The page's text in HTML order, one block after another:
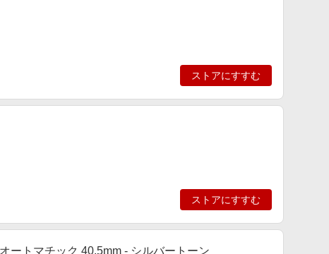
ストアにすすむ
ストアにすすむ
ートマチック 40.5mm - シルバートーン